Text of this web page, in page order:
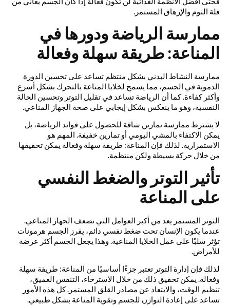
قلة النوم والإرهاق المستمر.
ممارسة الرياضة ودورها في
المناعة: طريقة سهلة وفعالة
ممارسة النشاط البدني بشكل منتظم تساعد على تحسين الدورة
الدموية في الجسم، مما يسمح لخلايا المناعة بالتحرك بشكل أسرع
وأكثر كفاءة. كما أن الرياضة تساعد في تقليل التوتر وتحسين الحالة
النفسية، وهو ما ينعكس بشكل إيجابي على صحة الجهاز المناعي.
لا يشترط ممارسة تمارين شاقة للحصول على فوائد الرياضة، بل
يمكن الاكتفاء بالمشي اليومي أو تمارين خفيفة. المهم هو
الاستمرارية. لذلك فإن المناعة: طريقة سهلة وفعالة يمكن تحقيقها
من خلال حركة بسيطة ولكن منتظمة.
تأثير التوتر والضغط النفسي
على المناعة
التوتر المستمر يعد من أكبر العوامل التي تضعف الجهاز المناعي.
عندما يكون الإنسان تحت ضغط نفسي دائم، يفرز الجسم هرمونات
تؤثر سلبًا على عمل الخلايا المناعية. وهذا يجعل الجسم أكثر عرضة
للأمراض.
لذلك فإن إدارة التوتر تعتبر جزءًا أساسيًا من المناعة: طريقة سهلة
وفعالة. يمكن تحقيق ذلك من خلال الاسترخاء، التنفس العميق،
تنظيم الوقت، والابتعاد عن مصادر القلق المستمر. كل هذه الأمور
تساعد على إعادة التوازن للجسم وتقوية المناعة بشكل طبيعي.